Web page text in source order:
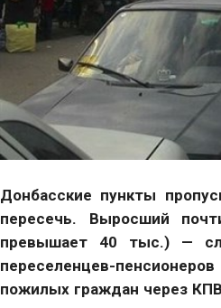
Донбасские пункты
пересечь. Выросший
превышает 40 тыс.) —
переселенцев-
пожилых граждан через